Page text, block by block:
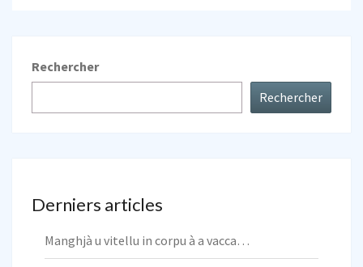
Rechercher
Rechercher
Derniers articles
Manghjà u vitellu in corpu à a vacca…